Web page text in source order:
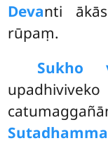
Devanti
rūpaṃ.
Sukho